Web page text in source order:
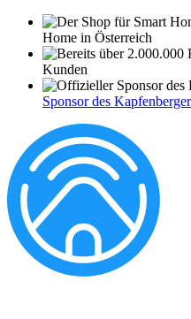
Home in Österreich
Kunden
Sponsor des